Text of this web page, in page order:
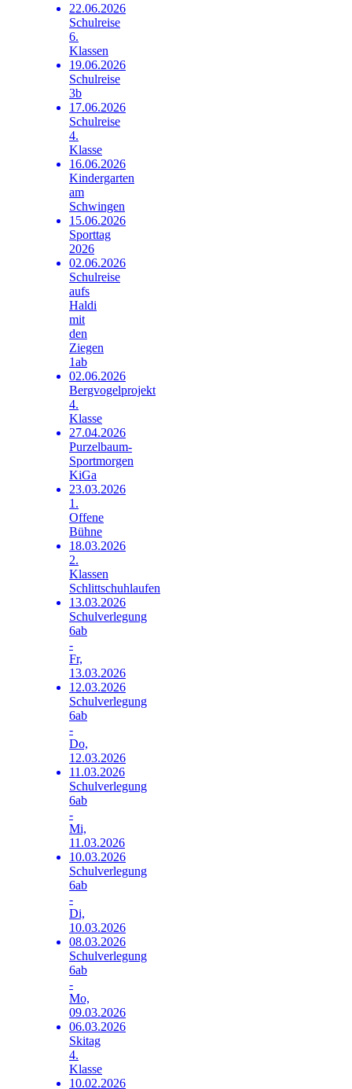
22.06.2026
Schulreise
6.
Klassen
19.06.2026
Schulreise
3b
17.06.2026
Schulreise
4.
Klasse
16.06.2026
Kindergarten
am
Schwingen
15.06.2026
Sporttag
2026
02.06.2026
Schulreise
aufs
Haldi
mit
den
Ziegen
1ab
02.06.2026
Bergvogelprojekt
4.
Klasse
27.04.2026
Purzelbaum-
Sportmorgen
KiGa
23.03.2026
1.
Offene
Bühne
18.03.2026
2.
Klassen
Schlittschuhlaufen
13.03.2026
Schulverlegung
6ab
-
Fr,
13.03.2026
12.03.2026
Schulverlegung
6ab
-
Do,
12.03.2026
11.03.2026
Schulverlegung
6ab
-
Mi,
11.03.2026
10.03.2026
Schulverlegung
6ab
-
Di,
10.03.2026
08.03.2026
Schulverlegung
6ab
-
Mo,
09.03.2026
06.03.2026
Skitag
4.
Klasse
10.02.2026